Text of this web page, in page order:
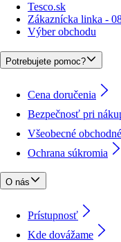
Tesco.sk
Zákaznícka linka -
Výber obchodu
Potrebujete pomoc?
Cena doručenia
Bezpečnosť pri
Všeobecné
Ochrana súkromia
O nás
Prístupnosť
Kde dovážame